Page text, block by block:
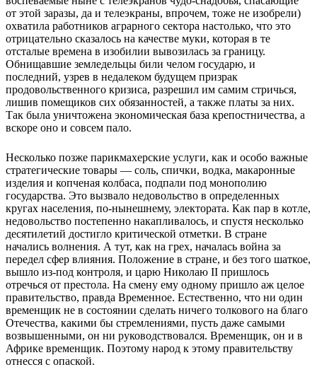
от этой заразы, да и телеэкраны, впрочем, тоже не изобрели)
охватила работников аграрного сектора настолько, что это
отрицательно сказалось на качестве муки, которая в те
отсталые времена в изобилии вывозилась за границу.
Обнищавшие земледельцы били челом государю, и
последний, узрев в недалеком будущем призрак
продовольственного кризиса, разрешил им самим стричься,
лишив помещиков сих обязанностей, а также платы за них.
Так была уничтожена экономическая база крепостничества, а
вскоре оно и совсем пало.
Несколько позже парикмахерские услуги, как и особо важные
стратегические товары — соль, спички, водка, макаронные
изделия и копченая колбаса, подпали под монополию
государства. Это вызвало недовольство в определенных
кругах населения, по-нынешнему, электората. Как пар в котле,
недовольство постепенно накапливалось, и спустя несколько
десятилетий достигло критической отметки. В стране
начались волнения. А тут, как на грех, началась война за
передел сфер влияния. Положение в стране, и без того шаткое,
вышло из-под контроля, и царю Николаю II пришлось
отречься от престола. На смену ему одному пришло аж целое
правительство, правда Временное. Естественно, что ни один
временщик не в состоянии сделать ничего толкового на благо
Отечества, какими бы стремлениями, пусть даже самыми
возвышенными, он ни руководствовался. Временщик, он и в
Африке временщик. Поэтому народ к этому правительству
отнесся с опаской.